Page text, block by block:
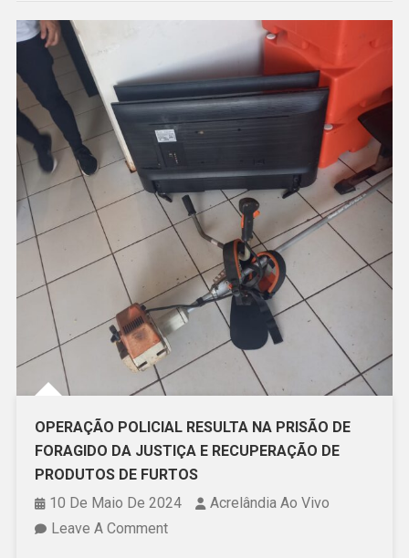
OPERAÇÃO POLICIAL RESULTA NA PRISÃO DE
FORAGIDO DA JUSTIÇA E RECUPERAÇÃO DE
PRODUTOS DE FURTOS
10 De Maio De 2024
Acrelândia Ao Vivo
Leave A CommentOn